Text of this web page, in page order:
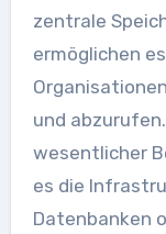
zentrale
ermöglichen
und
wesentlicher
es die
Datenbanken